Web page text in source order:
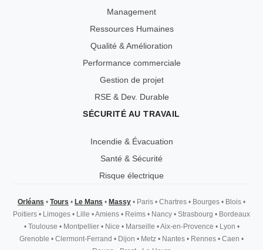
Management
Ressources Humaines
Qualité & Amélioration
Performance commerciale
Gestion de projet
RSE & Dev. Durable
SÉCURITÉ AU TRAVAIL
Incendie & Évacuation
Santé & Sécurité
Risque électrique
Orléans • Tours • Le Mans • Massy • Paris • Chartres • Bourges • Blois •
Poitiers • Limoges • Lille •Amiens • Reims • Nancy • Strasbourg • Bordeaux
•Toulouse •Montpellier •Nice •Marseille •Aix-en-Provence •Lyon •
Grenoble • Clermont-Ferrand • Dijon • Metz • Nantes • Rennes • Caen •